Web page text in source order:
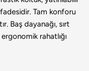
Tam konforu
Baş dayanağı, sırt
rahatlığı